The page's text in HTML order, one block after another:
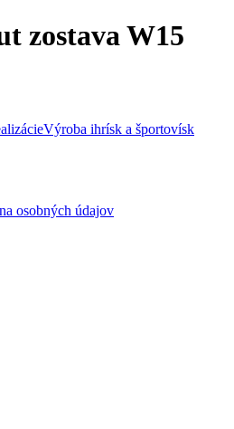
zostava W15
Výroba ihrísk a športovísk
osobných údajov